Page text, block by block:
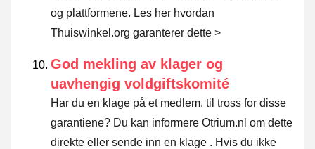
og plattformene. Les her hvordan
Thuiswinkel.org garanterer dette >
God mekling av klager og
uavhengig voldgiftskomité
Har du en klage på et medlem, til tross for disse
garantiene? Du kan informere Otrium.nl om dette
direkte eller sende inn en klage . Hvis du ikke